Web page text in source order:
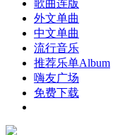
歌曲连版
外文单曲
中文单曲
流行音乐
推荐乐单Album
嗨友广场
免费下载